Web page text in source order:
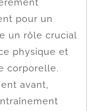
pour un
un rôle crucial
physique et
corporelle.
avant,